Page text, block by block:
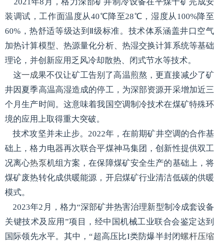
装调试，工作面温度从40℃降至28℃，湿度从100%降至
60%，热舒适等级达到Ⅱ级标准。技术体系涵盖井口空气
加热计算模型、热源量化分析、热湿交换计算系统等基础
理论，并创新应用乏风冷却散热、闭式节水等技术。
这一成果不仅让矿工告别了高温煎熬，更直接减少了矿
井因夏季高温高湿造成的停工，为深部资源开采增加近三
个月生产时间。这意味着我国空调制冷技术在煤矿特殊环
境的应用上取得重大突破。
技术攻坚并未止步。2022年，在前期矿井空调的合作基
础上，格力电器再次联合平煤神马集团，创新性提供双工
况离心热泵机组方案，在保障煤矿安全生产的基础上，将
煤矿废热转化成供暖能源，开启煤矿行业清洁低碳的供暖
模式。
2023年2月，格力“深部矿井热害治理新型制冷成套设备
关键技术及应用”项目，经中国机械工业联合会鉴定达到
国际领先水平。其中，“超高压比I类防爆半封闭螺杆压缩